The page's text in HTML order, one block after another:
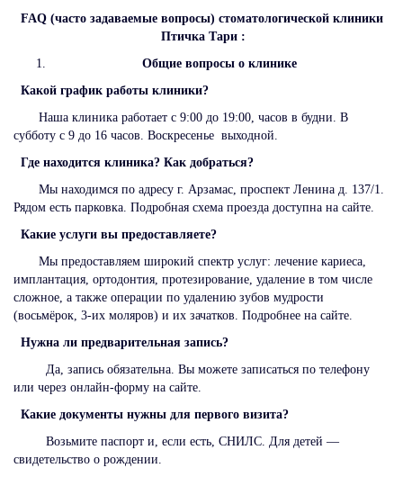
FAQ (часто задаваемые вопросы) стоматологической клиники
Птичка Тари :
Общие вопросы о клинике
Какой график работы клиники?
Наша клиника работает с 9:00 до 19:00, часов в будни. В
субботу с 9 до 16 часов. Воскресенье выходной.
Где находится клиника? Как добраться?
Мы находимся по адресу г. Арзамас, проспект Ленина д. 137/1.
Рядом есть парковка. Подробная схема проезда доступна на сайте.
Какие услуги вы предоставляете?
Мы предоставляем широкий спектр услуг: лечение кариеса,
имплантация, ортодонтия, протезирование, удаление в том числе
сложное, а также операции по удалению зубов мудрости
(восьмёрок, 3-их моляров) и их зачатков. Подробнее на сайте.
Нужна ли предварительная запись?
Да, запись обязательна. Вы можете записаться по телефону
или через онлайн-форму на сайте.
Какие документы нужны для первого визита?
Возьмите паспорт и, если есть, СНИЛС. Для детей —
свидетельство о рождении.